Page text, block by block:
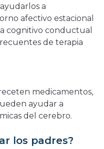
a
afectivo estacional
cognitivo conductual
de terapia
medicamentos,
ayudar a
del cerebro.
los padres?